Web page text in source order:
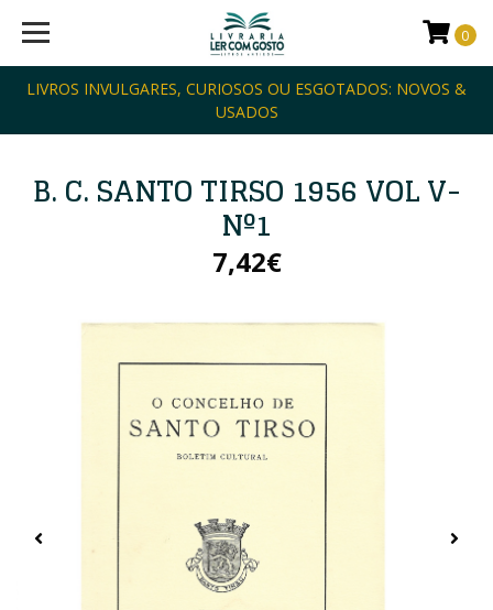
LIVROS INVULGARES, CURIOSOS OU ESGOTADOS: NOVOS &
USADOS
0
B. C. SANTO TIRSO 1956 VOL V-
Nº1
7,42€